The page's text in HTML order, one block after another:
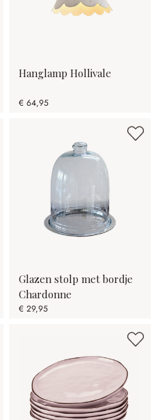
Hanglamp Hollivale
€ 64,95
Glazen stolp met bordje
Chardonne
€ 29,95